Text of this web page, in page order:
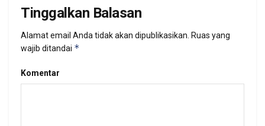
Tinggalkan Balasan
Alamat email Anda tidak akan dipublikasikan. Ruas yang
wajib ditandai *
Komentar